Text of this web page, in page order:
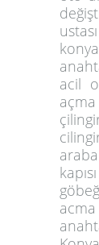
acil